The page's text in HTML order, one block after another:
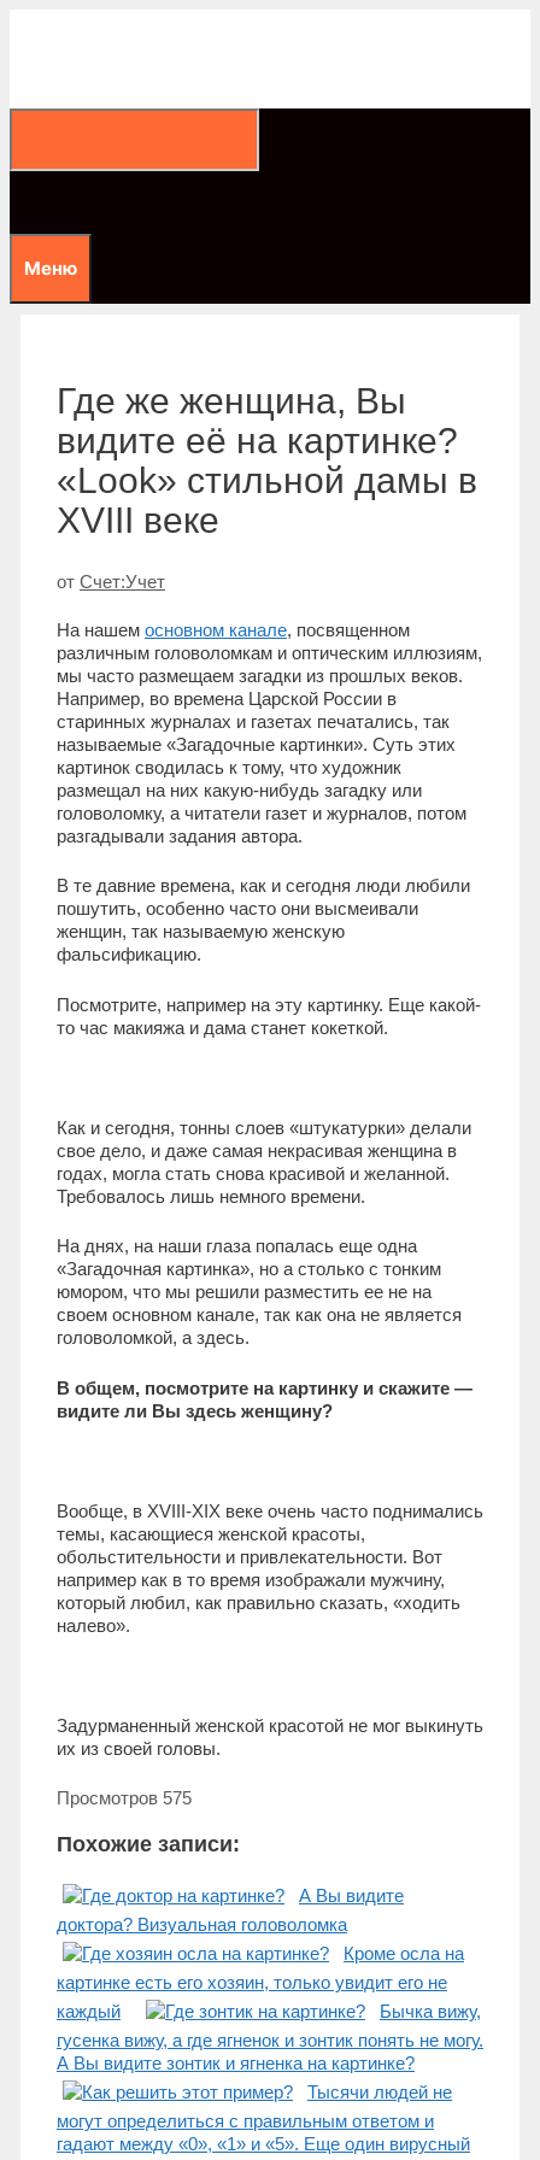
Меню
Где же женщина, Вы
видите её на картинке?
«Look» стильной дамы в
XVIII веке
от Счет:Учет
На нашем основном канале, посвященном
различным головоломкам и оптическим иллюзиям,
мы часто размещаем загадки из прошлых веков.
Например, во времена Царской России в
старинных журналах и газетах печатались, так
называемые «Загадочные картинки». Суть этих
картинок сводилась к тому, что художник
размещал на них какую-нибудь загадку или
головоломку, а читатели газет и журналов, потом
разгадывали задания автора.
В те давние времена, как и сегодня люди любили
пошутить, особенно часто они высмеивали
женщин, так называемую женскую
фальсификацию.
Посмотрите, например на эту картинку. Еще какой-
то час макияжа и дама станет кокеткой.
Как и сегодня, тонны слоев «штукатурки» делали
свое дело, и даже самая некрасивая женщина в
годах, могла стать снова красивой и желанной.
Требовалось лишь немного времени.
На днях, на наши глаза попалась еще одна
«Загадочная картинка», но а столько с тонким
юмором, что мы решили разместить ее не на
своем основном канале, так как она не является
головоломкой, а здесь.
В общем, посмотрите на картинку и скажите —
видите ли Вы здесь женщину?
Вообще, в XVIII-XIX веке очень часто поднимались
темы, касающиеся женской красоты,
обольстительности и привлекательности. Вот
например как в то время изображали мужчину,
который любил, как правильно сказать, «ходить
налево».
Задурманенный женской красотой не мог выкинуть
их из своей головы.
Просмотров 575
Похожие записи:
А Вы видите
доктора? Визуальная головоломка
Кроме осла на
картинке есть его хозяин, только увидит его не
каждый
Бычка вижу,
гусенка вижу, а где ягненок и зонтик понять не могу.
А Вы видите зонтик и ягненка на картинке?
Тысячи людей не
могут определиться с правильным ответом и
гадают между «0», «1» и «5». Еще один вирусный